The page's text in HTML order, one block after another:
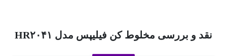
نقد و بررسی مخلوط کن فیلیپس مدل HR۲۰۴۱